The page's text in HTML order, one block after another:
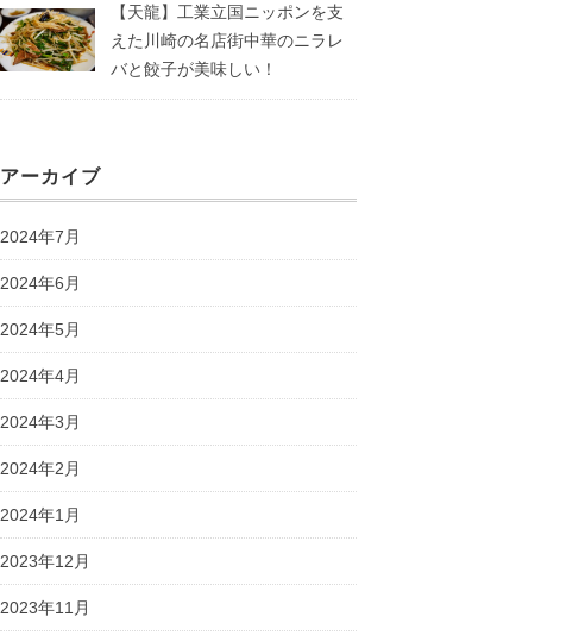
【天龍】工業立国ニッポンを支
えた川崎の名店街中華のニラレ
バと餃子が美味しい！
アーカイブ
2024年7月
2024年6月
2024年5月
2024年4月
2024年3月
2024年2月
2024年1月
2023年12月
2023年11月